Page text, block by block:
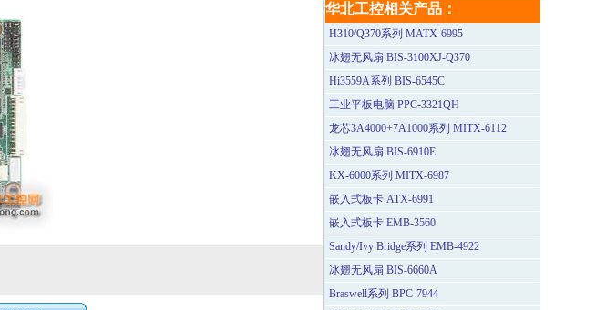
华北工控相关产品：
H310/Q370系列 MATX-6995
冰翅无风扇 BIS-3100XJ-Q370
Hi3559A系列 BIS-6545C
工业平板电脑 PPC-3321QH
龙芯3A4000+7A1000系列 MITX-6112
冰翅无风扇 BIS-6910E
KX-6000系列 MITX-6987
嵌入式板卡 ATX-6991
嵌入式板卡 EMB-3560
Sandy/Ivy Bridge系列 EMB-4922
冰翅无风扇 BIS-6660A
Braswell系列 BPC-7944